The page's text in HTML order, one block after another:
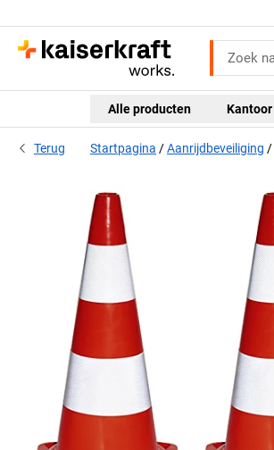
Alle producten Kantoor
Terug Startpagina Aanrijdbeveiliging